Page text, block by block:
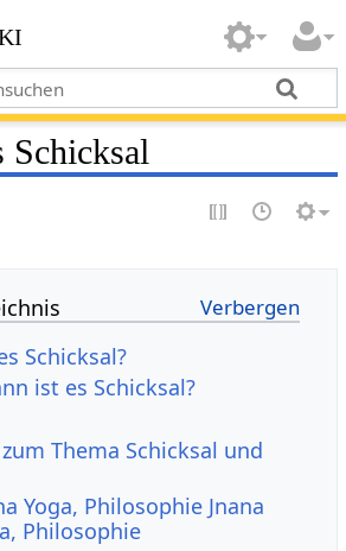
Schicksal
Schicksal?
ist es Schicksal?
Thema Schicksal und
Yoga, Philosophie Jnana
Philosophie